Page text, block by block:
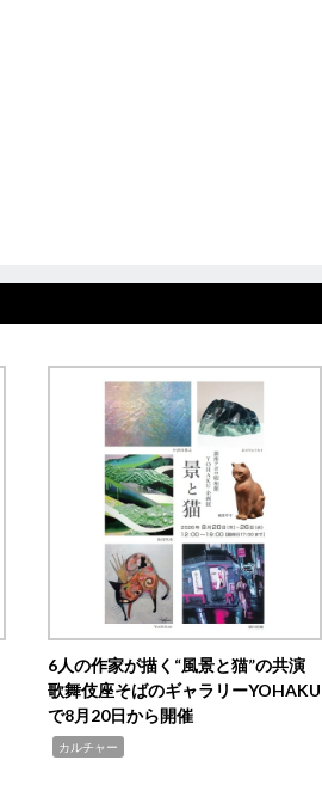
6人の作家が描く“風景と猫”の共演
歌舞伎座そばのギャラリーYOHAKU
で8月20日から開催
カルチャー